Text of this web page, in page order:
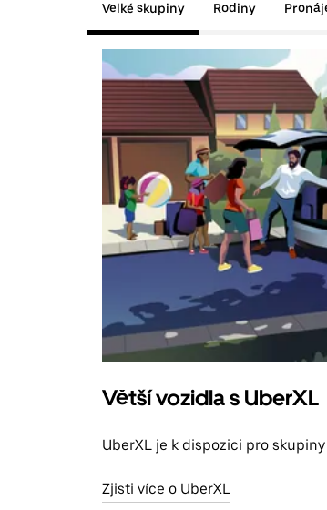
Velké skupiny Rodiny
Větší vozidla s UberXL
UberXL je k dispozici pro
Zjisti více o UberXL